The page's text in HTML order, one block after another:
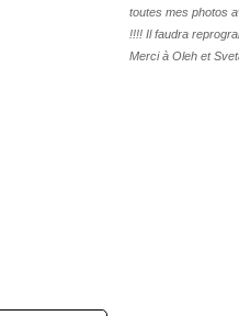
toutes mes photos
!!!! Il faudra
Merci à Oleh et